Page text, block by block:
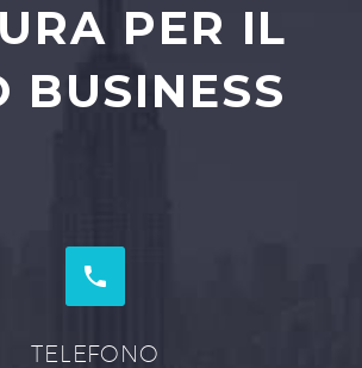
PER IL
BUSINESS


TELEFONO